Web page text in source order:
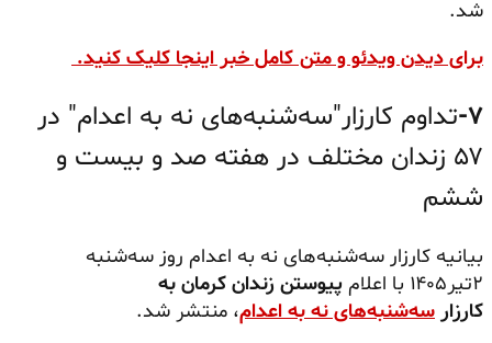
شد.
برای دیدن ویدئو و متن کامل خبر اینجا کلیک کنید.
۷- تداوم کارزار"سه‌شنبه‌های نه به اعدام" در
۵۷ زندان مختلف در هفته صد و بیست و
ششم
بیانیه کارزار سه‌شنبه‌های نه به اعدام روز سه‌شنبه
۲تیر۱۴۰۵ با اعلام
پیوستن زندان کرمان به
کارزار سه‌شنبه‌های نه به اعدام، منتشر شد.